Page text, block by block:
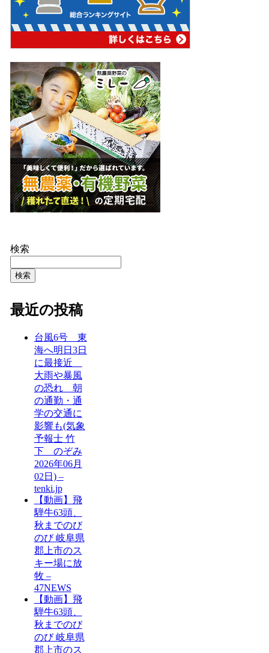
検索
検索
最近の投稿
台風6号 東
海へ明日3日
に最接近
大雨や暴風
の恐れ 朝
の通勤・通
学の交通に
影響も(気象
予報士 竹
下 のぞみ
2026年06月
02日) –
tenki.jp
【動画】飛
騨牛63頭、
秋までのび
のび 岐阜県
郡上市のス
キー場に放
牧 –
47NEWS
【動画】飛
騨牛63頭、
秋までのび
のび 岐阜県
郡上市のス